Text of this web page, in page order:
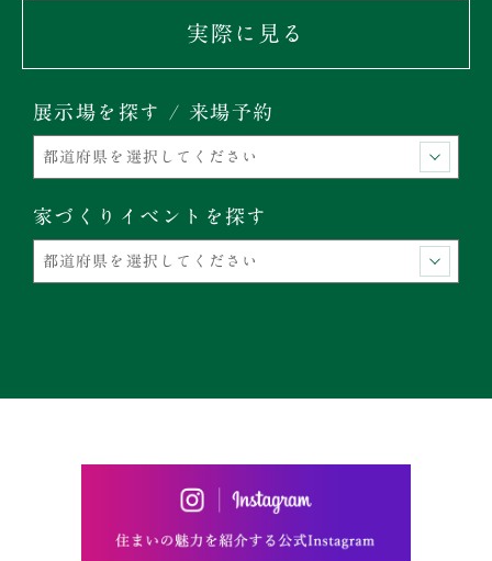
実際に見る
展示場を探す / 来場予約
家づくりイベントを探す